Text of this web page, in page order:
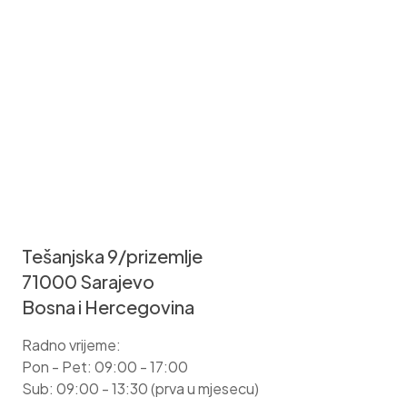
Tešanjska 9/prizemlje
71000 Sarajevo
Bosna i Hercegovina
Radno vrijeme:
Pon - Pet: 09:00 - 17:00
Sub: 09:00 - 13:30 (prva u mjesecu)